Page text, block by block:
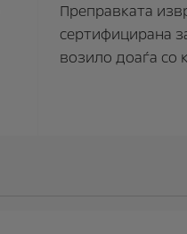
Преправката
сертифицирана
возило доаѓа со